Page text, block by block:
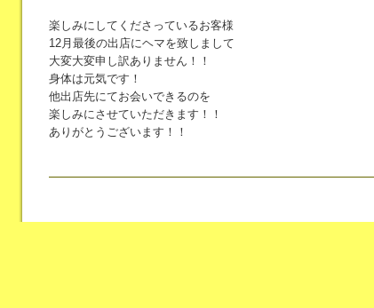
楽しみにしてくださっているお客様
12月最後の出店にヘマを致しまして
大変大変申し訳ありません！！
身体は元気です！
他出店先にてお会いできるのを
楽しみにさせていただきます！！
ありがとうございます！！